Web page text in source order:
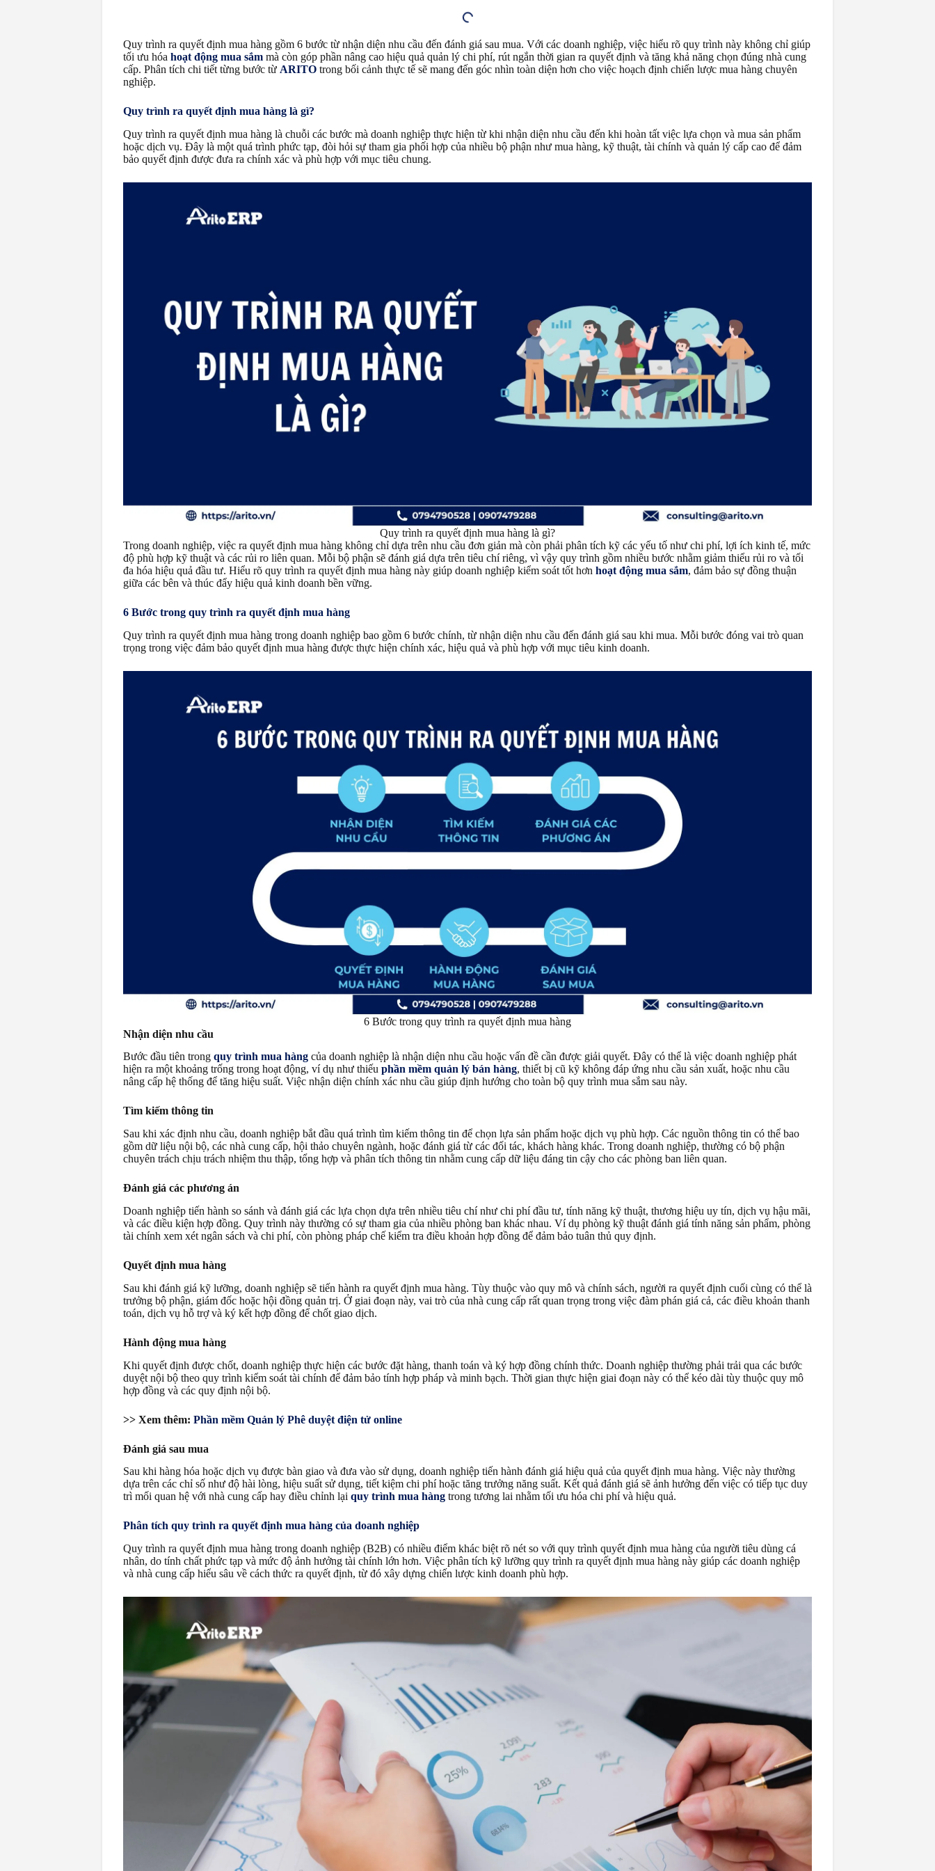
Quy trình ra quyết định mua hàng gồm 6 bước từ nhận diện nhu cầu đến đánh giá sau mua. Với các doanh nghiệp, việc hiểu rõ quy trình này không chỉ giúp
tối ưu hóa hoạt động mua sắm mà còn góp phần nâng cao hiệu quả quản lý chi phí, rút ngắn thời gian ra quyết định và tăng khả năng chọn đúng nhà cung
cấp. Phân tích chi tiết từng bước từ ARITO trong bối cảnh thực tế sẽ mang đến góc nhìn toàn diện hơn cho việc hoạch định chiến lược mua hàng chuyên
nghiệp.
Quy trình ra quyết định mua hàng là gì?
Quy trình ra quyết định mua hàng là chuỗi các bước mà doanh nghiệp thực hiện từ khi nhận diện nhu cầu đến khi hoàn tất việc lựa chọn và mua sản phẩm
hoặc dịch vụ. Đây là một quá trình phức tạp, đòi hỏi sự tham gia phối hợp của nhiều bộ phận như mua hàng, kỹ thuật, tài chính và quản lý cấp cao để đảm
bảo quyết định được đưa ra chính xác và phù hợp với mục tiêu chung.
Quy trình ra quyết định mua hàng là gì?
Trong doanh nghiệp, việc ra quyết định mua hàng không chỉ dựa trên nhu cầu đơn giản mà còn phải phân tích kỹ các yếu tố như chi phí, lợi ích kinh tế, mức
độ phù hợp kỹ thuật và các rủi ro liên quan. Mỗi bộ phận sẽ đánh giá dựa trên tiêu chí riêng, vì vậy quy trình gồm nhiều bước nhằm giảm thiểu rủi ro và tối
đa hóa hiệu quả đầu tư. Hiểu rõ quy trình ra quyết định mua hàng này giúp doanh nghiệp kiểm soát tốt hơn hoạt động mua sắm, đảm bảo sự đồng thuận
giữa các bên và thúc đẩy hiệu quả kinh doanh bền vững.
6 Bước trong quy trình ra quyết định mua hàng
Quy trình ra quyết định mua hàng trong doanh nghiệp bao gồm 6 bước chính, từ nhận diện nhu cầu đến đánh giá sau khi mua. Mỗi bước đóng vai trò quan
trọng trong việc đảm bảo quyết định mua hàng được thực hiện chính xác, hiệu quả và phù hợp với mục tiêu kinh doanh.
6 Bước trong quy trình ra quyết định mua hàng
Nhận diện nhu cầu
Bước đầu tiên trong quy trình mua hàng của doanh nghiệp là nhận diện nhu cầu hoặc vấn đề cần được giải quyết. Đây có thể là việc doanh nghiệp phát
hiện ra một khoảng trống trong hoạt động, ví dụ như thiếu phần mềm quản lý bán hàng, thiết bị cũ kỹ không đáp ứng nhu cầu sản xuất, hoặc nhu cầu
nâng cấp hệ thống để tăng hiệu suất. Việc nhận diện chính xác nhu cầu giúp định hướng cho toàn bộ quy trình mua sắm sau này.
Tìm kiếm thông tin
Sau khi xác định nhu cầu, doanh nghiệp bắt đầu quá trình tìm kiếm thông tin để chọn lựa sản phẩm hoặc dịch vụ phù hợp. Các nguồn thông tin có thể bao
gồm dữ liệu nội bộ, các nhà cung cấp, hội thảo chuyên ngành, hoặc đánh giá từ các đối tác, khách hàng khác. Trong doanh nghiệp, thường có bộ phận
chuyên trách chịu trách nhiệm thu thập, tổng hợp và phân tích thông tin nhằm cung cấp dữ liệu đáng tin cậy cho các phòng ban liên quan.
Đánh giá các phương án
Doanh nghiệp tiến hành so sánh và đánh giá các lựa chọn dựa trên nhiều tiêu chí như chi phí đầu tư, tính năng kỹ thuật, thương hiệu uy tín, dịch vụ hậu mãi,
và các điều kiện hợp đồng. Quy trình này thường có sự tham gia của nhiều phòng ban khác nhau. Ví dụ phòng kỹ thuật đánh giá tính năng sản phẩm, phòng
tài chính xem xét ngân sách và chi phí, còn phòng pháp chế kiểm tra điều khoản hợp đồng để đảm bảo tuân thủ quy định.
Quyết định mua hàng
Sau khi đánh giá kỹ lưỡng, doanh nghiệp sẽ tiến hành ra quyết định mua hàng. Tùy thuộc vào quy mô và chính sách, người ra quyết định cuối cùng có thể là
trưởng bộ phận, giám đốc hoặc hội đồng quản trị. Ở giai đoạn này, vai trò của nhà cung cấp rất quan trọng trong việc đàm phán giá cả, các điều khoản thanh
toán, dịch vụ hỗ trợ và ký kết hợp đồng để chốt giao dịch.
Hành động mua hàng
Khi quyết định được chốt, doanh nghiệp thực hiện các bước đặt hàng, thanh toán và ký hợp đồng chính thức. Doanh nghiệp thường phải trải qua các bước
duyệt nội bộ theo quy trình kiểm soát tài chính để đảm bảo tính hợp pháp và minh bạch. Thời gian thực hiện giai đoạn này có thể kéo dài tùy thuộc quy mô
hợp đồng và các quy định nội bộ.
>> Xem thêm: Phần mềm Quản lý Phê duyệt điện tử online
Đánh giá sau mua
Sau khi hàng hóa hoặc dịch vụ được bàn giao và đưa vào sử dụng, doanh nghiệp tiến hành đánh giá hiệu quả của quyết định mua hàng. Việc này thường
dựa trên các chỉ số như độ hài lòng, hiệu suất sử dụng, tiết kiệm chi phí hoặc tăng trưởng năng suất. Kết quả đánh giá sẽ ảnh hưởng đến việc có tiếp tục duy
trì mối quan hệ với nhà cung cấp hay điều chỉnh lại quy trình mua hàng trong tương lai nhằm tối ưu hóa chi phí và hiệu quả.
Phân tích quy trình ra quyết định mua hàng của doanh nghiệp
Quy trình ra quyết định mua hàng trong doanh nghiệp (B2B) có nhiều điểm khác biệt rõ nét so với quy trình quyết định mua hàng của người tiêu dùng cá
nhân, do tính chất phức tạp và mức độ ảnh hưởng tài chính lớn hơn. Việc phân tích kỹ lưỡng quy trình ra quyết định mua hàng này giúp các doanh nghiệp
và nhà cung cấp hiểu sâu về cách thức ra quyết định, từ đó xây dựng chiến lược kinh doanh phù hợp.